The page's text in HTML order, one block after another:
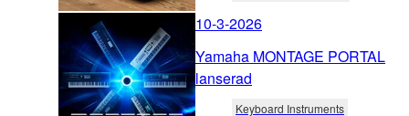
10-3-2026
Yamaha MONTAGE PORTAL
lanserad
Keyboard Instruments